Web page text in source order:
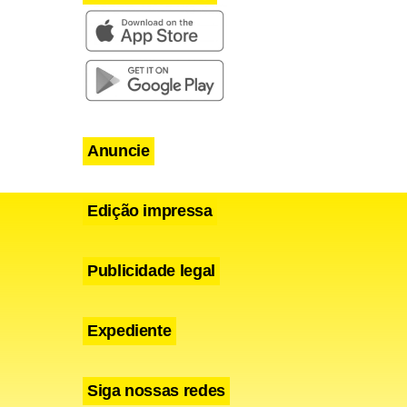
ao lado
para
a PF.
iniciou
outros
Anuncie
Edição impressa
Publicidade legal
Expediente
Siga nossas redes